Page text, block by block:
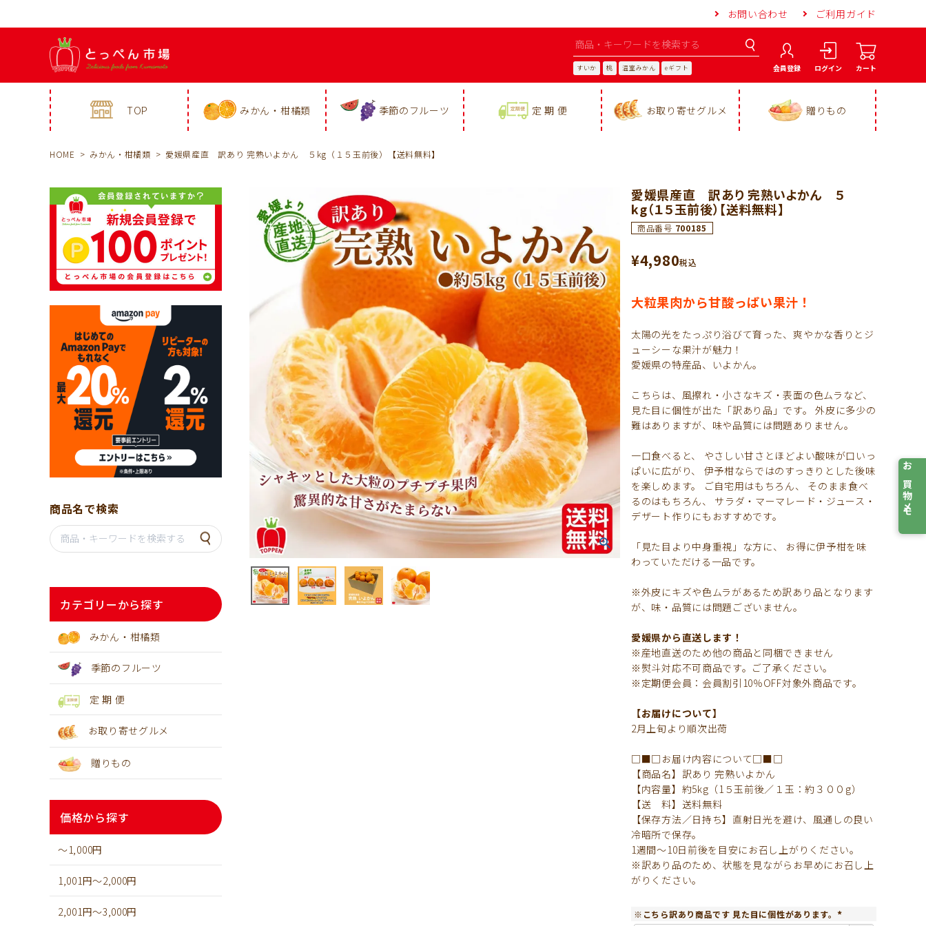
お問い合わせ ご利用ガイド
すいか 桃 温室みかん eギフト 会員登録 ログイン カート
TOP みかん・柑橘類 季節のフルーツ 定 期 便 お取り寄せグルメ 贈りもの
HOME みかん・柑橘類 愛媛県産直 訳あり 完熟いよかん ５kg（１５玉前後）【送料無料】
商品名で検索
カテゴリーから探す
みかん・柑橘類
季節のフルーツ
定 期 便
お取り寄せグルメ
贈りもの
価格から探す
～1,000円
1,001円～2,000円
2,001円～3,000円
愛媛県産直 訳あり 完熟いよかん ５
kg（１５玉前後）【送料無料】
商品番号 700185
¥4,980税込
大粒果肉から甘酸っぱい果汁！
太陽の光をたっぷり浴びて育った、爽やかな香りとジ
ューシーな果汁が魅力！
愛媛県の特産品、いよかん。
こちらは、風擦れ・小さなキズ・表面の色ムラなど、
見た目に個性が出た「訳あり品」です。 外皮に多少の
難はありますが、味や品質には問題ありません。
一口食べると、 やさしい甘さとほどよい酸味が口いっ
ぱいに広がり、 伊予柑ならではのすっきりとした後味
を楽しめます。 ご自宅用はもちろん、 そのまま食べ
るのはもちろん、 サラダ・マーマレード・ジュース・
デザート作りにもおすすめです。
「見た目より中身重視」な方に、 お得に伊予柑を味
わっていただける一品です。
※外皮にキズや色ムラがあるため訳あり品となります
が、味・品質には問題ございません。
愛媛県から直送します！
※産地直送のため他の商品と同梱できません
※熨斗対応不可商品です。ご了承ください。
※定期便会員：会員割引10％OFF対象外商品です。
【お届けについて】
2月上旬より順次出荷
□■□お届け内容について□■□
【商品名】訳あり 完熟いよかん
【内容量】約5kg（1５玉前後／１玉：約３００g）
【送 料】送料無料
【保存方法／日持ち】直射日光を避け、風通しの良い
冷暗所で保存。
1週間～10日前後を目安にお召し上がりください。
※訳あり品のため、状態を見ながらお早めにお召し上
がりください。
※こちら訳あり商品です 見た目に個性があります。
(
お買物メモ